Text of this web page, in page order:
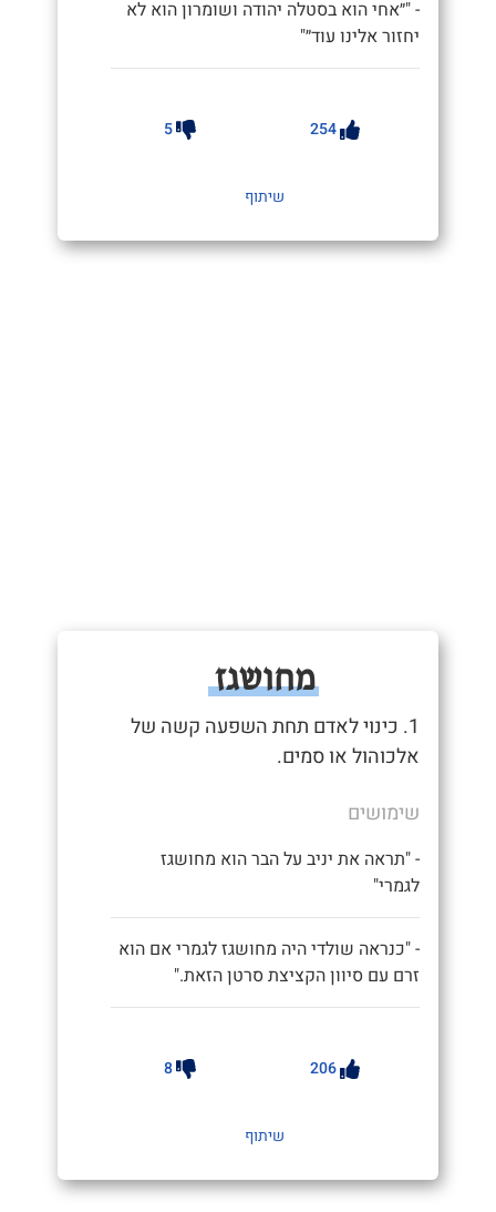
- "״אחי הוא בסטלה יהודה ושומרון הוא לא
יחזור אלינו עוד״"
254
5
שיתוף
מחושגז
1. כינוי לאדם תחת השפעה קשה של
אלכוהול או סמים.
שימושים
- "תראה את יניב על הבר הוא מחושגז
לגמרי"
- "כנראה שולדי היה מחושגז לגמרי אם הוא
זרם עם סיוון הקציצת סרטן הזאת."
206
8
שיתוף